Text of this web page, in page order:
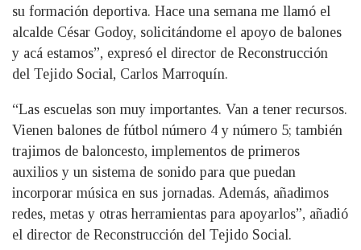
su formación deportiva. Hace una semana me llamó el
alcalde César Godoy, solicitándome el apoyo de balones
y acá estamos”, expresó el director de Reconstrucción
del Tejido Social, Carlos Marroquín.
“Las escuelas son muy importantes. Van a tener recursos.
Vienen balones de fútbol número 4 y número 5; también
trajimos de baloncesto, implementos de primeros
auxilios y un sistema de sonido para que puedan
incorporar música en sus jornadas. Además, añadimos
redes, metas y otras herramientas para apoyarlos”, añadió
el director de Reconstrucción del Tejido Social.